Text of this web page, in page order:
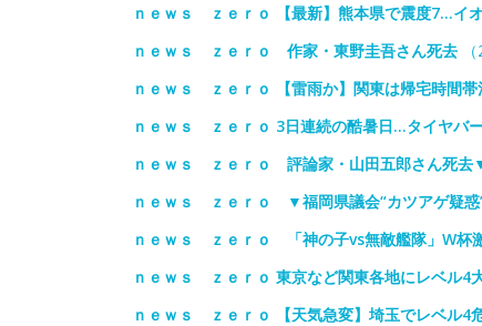
ｎｅｗｓ ｚｅｒｏ 【最新】熊本県で震度7…イ
ｎｅｗｓ ｚｅｒｏ 作家・東野圭吾さん死去
ｎｅｗｓ ｚｅｒｏ 【雷雨か】関東は帰宅時間帯
ｎｅｗｓ ｚｅｒｏ 3日連続の酷暑日…タイヤバ
ｎｅｗｓ ｚｅｒｏ 評論家・山田五郎さん死去
ｎｅｗｓ ｚｅｒｏ ▼福岡県議会“カツアゲ疑
ｎｅｗｓ ｚｅｒｏ 「神の子vs無敵艦隊」W杯
ｎｅｗｓ ｚｅｒｏ 東京など関東各地にレベル4
ｎｅｗｓ ｚｅｒｏ 【天気急変】埼玉でレベル4